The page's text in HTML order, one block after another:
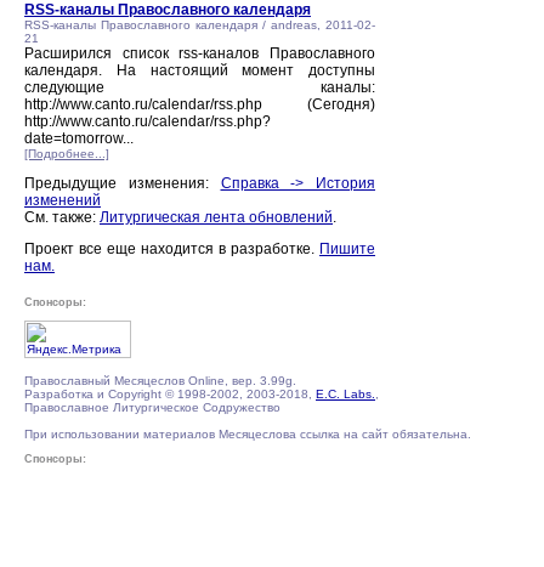
RSS-каналы Православного календаря
RSS-каналы Православного календаря / andreas, 2011-02-
21
Расширился список rss-каналов Православного
календаря. На настоящий момент доступны
следующие каналы:
http://www.canto.ru/calendar/rss.php (Сегодня)
http://www.canto.ru/calendar/rss.php?
date=tomorrow...
[Подробнее...]
Предыдущие изменения: Справка -> История
изменений
См. также: Литургическая лента обновлений.
Проект все еще находится в разработке. Пишите
нам.
Спонсоры:
Православный Месяцеслов Online, вер. 3.99g.
Разработка и Copyright © 1998-2002, 2003-2018, E.C. Labs.
Православное Литургическое Содружество
При использовании материалов Месяцеслова ссылка на сайт обязательна.
Спонсоры: